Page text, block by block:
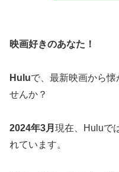
映画好きのあなた！
Huluで、最新映画から懐
せんか？
2024年3月 現在、Huluで
れています。